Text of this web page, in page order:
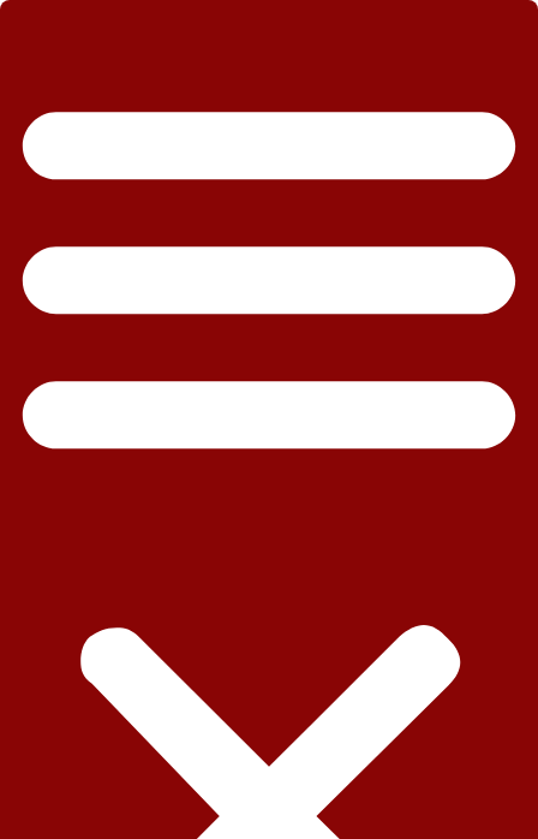
پرش